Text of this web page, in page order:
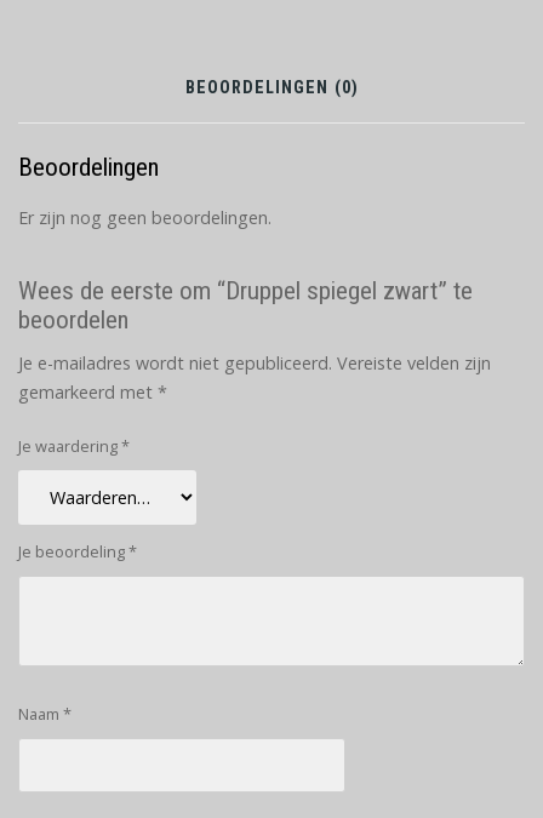
BEOORDELINGEN (0)
Beoordelingen
Er zijn nog geen beoordelingen.
Wees de eerste om “Druppel spiegel zwart” te
beoordelen
Je e-mailadres wordt niet gepubliceerd. Vereiste velden zijn
gemarkeerd met *
Je waardering*
Je beoordeling*
Naam *